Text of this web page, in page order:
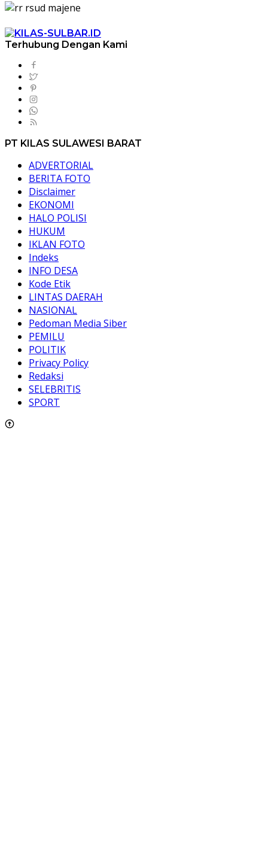
Terhubung Dengan Kami
PT KILAS SULAWESI BARAT
ADVERTORIAL
BERITA FOTO
Disclaimer
EKONOMI
HALO POLISI
HUKUM
IKLAN FOTO
Indeks
INFO DESA
Kode Etik
LINTAS DAERAH
NASIONAL
Pedoman Media Siber
PEMILU
POLITIK
Privacy Policy
Redaksi
SELEBRITIS
SPORT